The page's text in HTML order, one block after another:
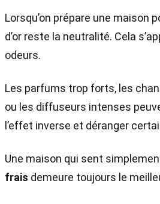
Lorsqu’on prépare une maison
d’or reste la neutralité. Cela
odeurs.
Les parfums trop forts, les
ou les diffuseurs intenses
l’effet inverse et déranger
Une maison qui sent
frais demeure toujours le